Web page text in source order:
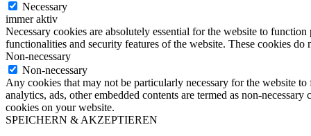
Necessary
immer aktiv
Necessary cookies are absolutely essential for the website to
functionalities and security features of the website. These cookies do
Non-necessary
Non-necessary
Any cookies that may not be particularly necessary for the website
analytics, ads, other embedded contents are termed as non-
cookies on your website.
SPEICHERN & AKZEPTIEREN